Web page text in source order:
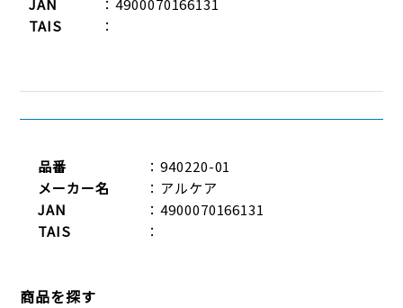
TAIS
：
品番
：940220-01
メーカー名
：アルケア
JAN
：4900070166131
TAIS
：
商品を探す